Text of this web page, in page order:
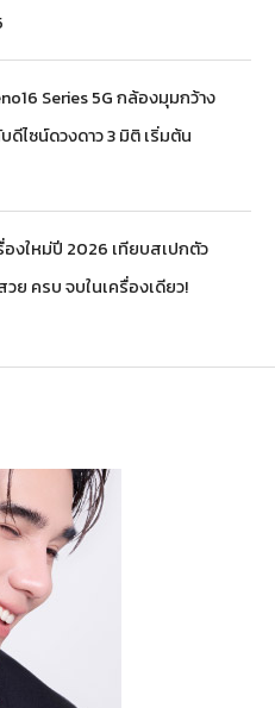
Series 5G กล้องมุมกว้าง
ดีไซน์ดวงดาว 3 มิติ เริ่มต้น
องใหม่ปี 2026 เทียบสเปกตัว
ย ครบ จบในเครื่องเดียว!